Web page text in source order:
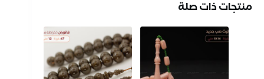
منتجات ذات صلة